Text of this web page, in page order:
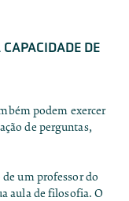
DE
podem exercer
de perguntas,
de um professor do
aula de filosofia. O